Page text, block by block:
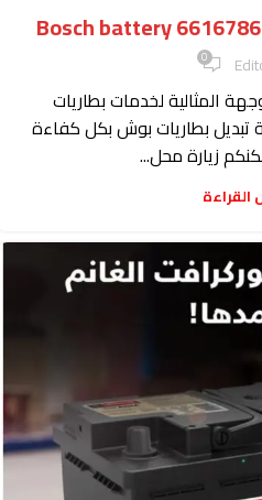
0
المثالية لخدمات بطاريات
تبديل بطاريات بوش بكل كفاءة
زيارة محل...
القراءة